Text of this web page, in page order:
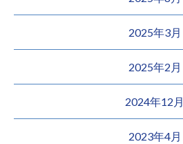
2025年3月
2025年2月
2024年12月
2023年4月